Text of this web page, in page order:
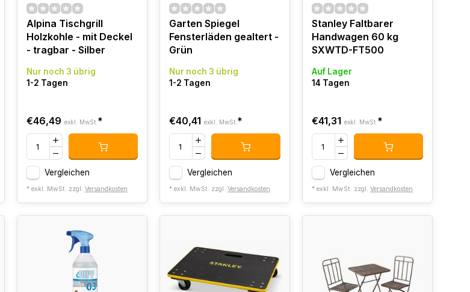
Alpina Tischgrill
Holzkohle - mit Deckel
- tragbar - Silber
Nur noch 3 übrig
1-2 Tagen
€46,49 exkl. MwSt. *
Vergleichen
* exkl. MwSt. zzgl. Versandkosten
Garten Spiegel
Fensterläden gealtert -
Grün
Nur noch 3 übrig
1-2 Tagen
€40,41 exkl. MwSt. *
Vergleichen
* exkl. MwSt. zzgl. Versandkosten
Stanley Faltbarer
Handwagen 60 kg
SXWTD-FT500
Auf Lager
14 Tagen
€41,31 exkl. MwSt. *
Vergleichen
* exkl. MwSt. zzgl. Versandkosten